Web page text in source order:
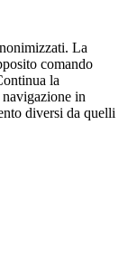
La
comando
la
in
diversi da quelli